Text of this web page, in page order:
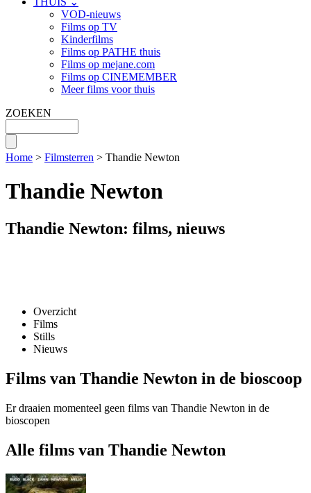
VOD-nieuws
Films op TV
Kinderfilms
Films op PATHE thuis
Films op mejane.com
Films op CINEMEMBER
Meer films voor thuis
ZOEKEN
Home > Filmsterren > Thandie Newton
Thandie Newton
Thandie Newton: films, nieuws
Overzicht
Films
Stills
Nieuws
Films van Thandie Newton in de bioscoop
Er draaien momenteel geen films van Thandie Newton in de
bioscopen
Alle films van Thandie Newton